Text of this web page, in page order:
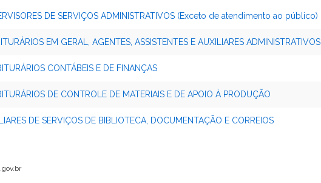
DE SERVIÇOS ADMINISTRATIVOS (Exceto de atendimento ao público)
EM GERAL, AGENTES, ASSISTENTES E AUXILIARES ADMINISTRATIVOS
CONTÁBEIS E DE FINANÇAS
DE CONTROLE DE MATERIAIS E DE APOIO À PRODUÇÃO
DE SERVIÇOS DE BIBLIOTECA, DOCUMENTAÇÃO E CORREIOS